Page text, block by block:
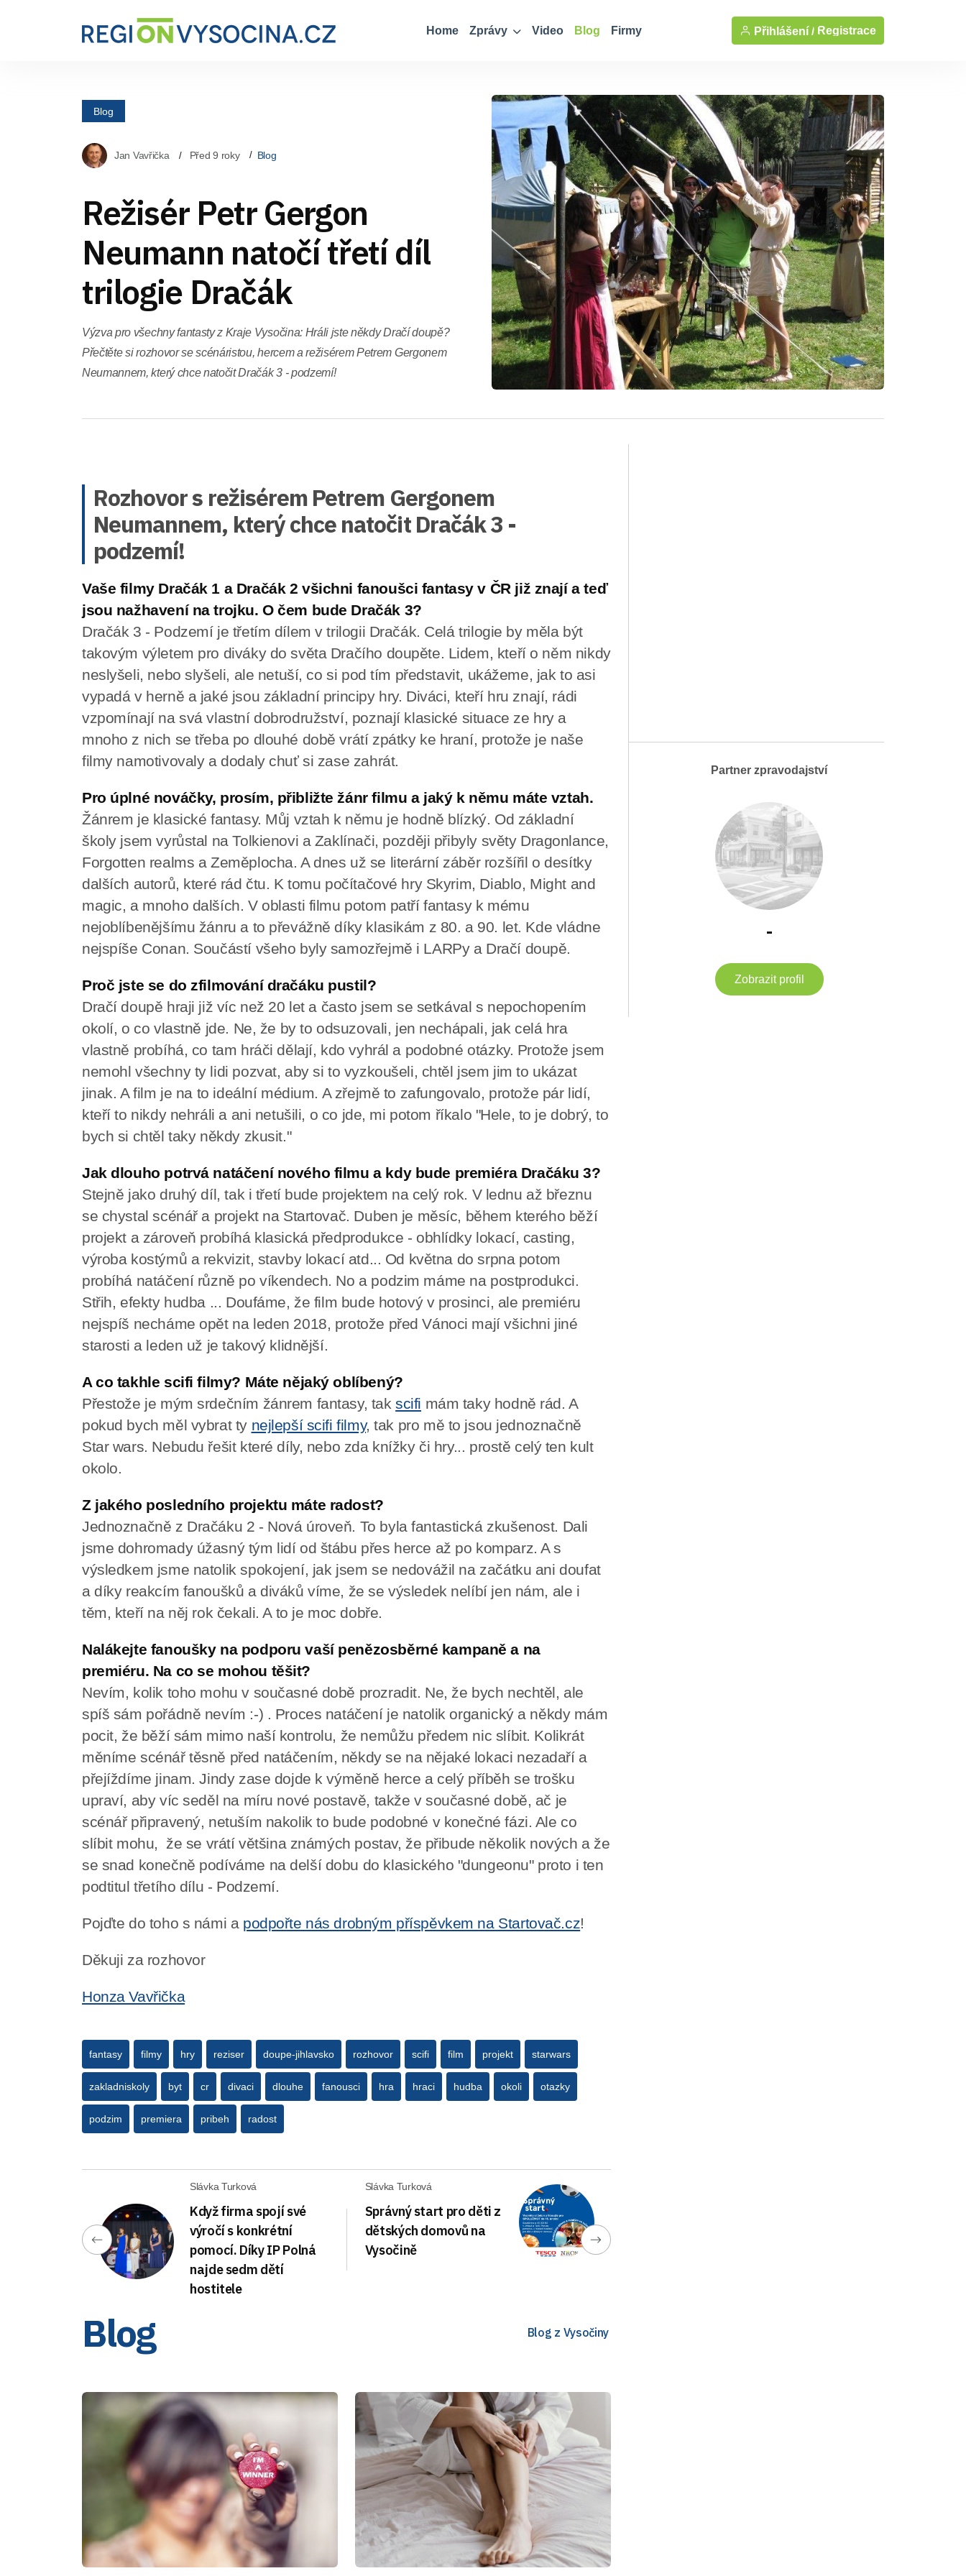
Home Zprávy Video Blog Firmy Přihlášení / Registrace
Blog
Jan Vavřička Před 9 roky Blog
Režisér Petr Gergon
Neumann natočí třetí díl
trilogie Dračák
Výzva pro všechny fantasty z Kraje Vysočina: Hráli jste někdy Dračí doupě?
Přečtěte si rozhovor se scénáristou, hercem a režisérem Petrem Gergonem
Neumannem, který chce natočit Dračák 3 - podzemí!
Rozhovor s režisérem Petrem Gergonem
Neumannem, který chce natočit Dračák 3 -
podzemí!
Vaše filmy Dračák 1 a Dračák 2 všichni fanoušci fantasy v ČR již znají a teď
jsou nažhavení na trojku. O čem bude Dračák 3?
Dračák 3 - Podzemí je třetím dílem v trilogii Dračák. Celá trilogie by měla být
takovým výletem pro diváky do světa Dračího doupěte. Lidem, kteří o něm nikdy
neslyšeli, nebo slyšeli, ale netuší, co si pod tím představit, ukážeme, jak to asi
vypadá v herně a jaké jsou základní principy hry. Diváci, kteří hru znají, rádi
vzpomínají na svá vlastní dobrodružství, poznají klasické situace ze hry a
mnoho z nich se třeba po dlouhé době vrátí zpátky ke hraní, protože je naše
filmy namotivovaly a dodaly chuť si zase zahrát.
Pro úplné nováčky, prosím, přibližte žánr filmu a jaký k němu máte vztah.
Žánrem je klasické fantasy. Můj vztah k němu je hodně blízký. Od základní
školy jsem vyrůstal na Tolkienovi a Zaklínači, později přibyly světy Dragonlance,
Forgotten realms a Zeměplocha. A dnes už se literární záběr rozšířil o desítky
dalších autorů, které rád čtu. K tomu počítačové hry Skyrim, Diablo, Might and
magic, a mnoho dalších. V oblasti filmu potom patří fantasy k mému
nejoblíbenějšímu žánru a to převážně díky klasikám z 80. a 90. let. Kde vládne
nejspíše Conan. Součástí všeho byly samozřejmě i LARPy a Dračí doupě.
Proč jste se do zfilmování dračáku pustil?
Dračí doupě hraji již víc než 20 let a často jsem se setkával s nepochopením
okolí, o co vlastně jde. Ne, že by to odsuzovali, jen nechápali, jak celá hra
vlastně probíhá, co tam hráči dělají, kdo vyhrál a podobné otázky. Protože jsem
nemohl všechny ty lidi pozvat, aby si to vyzkoušeli, chtěl jsem jim to ukázat
jinak. A film je na to ideální médium. A zřejmě to zafungovalo, protože pár lidí,
kteří to nikdy nehráli a ani netušili, o co jde, mi potom říkalo "Hele, to je dobrý, to
bych si chtěl taky někdy zkusit."
Jak dlouho potrvá natáčení nového filmu a kdy bude premiéra Dračáku 3?
Stejně jako druhý díl, tak i třetí bude projektem na celý rok. V lednu až březnu
se chystal scénář a projekt na Startovač. Duben je měsíc, během kterého běží
projekt a zároveň probíhá klasická předprodukce - obhlídky lokací, casting,
výroba kostýmů a rekvizit, stavby lokací atd... Od května do srpna potom
probíhá natáčení různě po víkendech. No a podzim máme na postprodukci.
Střih, efekty hudba ... Doufáme, že film bude hotový v prosinci, ale premiéru
nejspíš necháme opět na leden 2018, protože před Vánoci mají všichni jiné
starosti a leden už je takový klidnější.
A co takhle scifi filmy? Máte nějaký oblíbený?
Přestože je mým srdečním žánrem fantasy, takscifi mám taky hodně rád. A
pokud bych měl vybrat ty nejlepší scifi filmy, tak pro mě to jsou jednoznačně
Star wars. Nebudu řešit které díly, nebo zda knížky či hry... prostě celý ten kult
okolo.
Z jakého posledního projektu máte radost?
Jednoznačně z Dračáku 2 - Nová úroveň. To byla fantastická zkušenost. Dali
jsme dohromady úžasný tým lidí od štábu přes herce až po komparz. A s
výsledkem jsme natolik spokojení, jak jsem se nedovážil na začátku ani doufat
a díky reakcím fanoušků a diváků víme, že se výsledek nelíbí jen nám, ale i
těm, kteří na něj rok čekali. A to je moc dobře.
Nalákejte fanoušky na podporu vaší penězosběrné kampaně a na
premiéru. Na co se mohou těšit?
Nevím, kolik toho mohu v současné době prozradit. Ne, že bych nechtěl, ale
spíš sám pořádně nevím :-) . Proces natáčení je natolik organický a někdy mám
pocit, že běží sám mimo naší kontrolu, že nemůžu předem nic slíbit. Kolikrát
měníme scénář těsně před natáčením, někdy se na nějaké lokaci nezadaří a
přejíždíme jinam. Jindy zase dojde k výměně herce a celý příběh se trošku
upraví, aby víc seděl na míru nové postavě, takže v současné době, ač je
scénář připravený, netuším nakolik to bude podobné v konečné fázi. Ale co
slíbit mohu, že se vrátí většina známých postav, že přibude několik nových a že
se snad konečně podíváme na delší dobu do klasického "dungeonu" proto i ten
podtitul třetího dílu - Podzemí.
Pojďte do toho s námi a podpořte nás drobným příspěvkem na Startovač.cz!
Děkuji za rozhovor
Honza Vavřička
fantasy filmy hry reziser doupe-jihlavsko rozhovor scifi film projekt starwars
zakladniskoly byt cr divaci dlouhe fanousci hra hraci hudba okoli otazky
podzim premiera pribeh radost
Slávka Turková
Když firma spojí své
výročí s konkrétní
pomocí. Díky IP Polná
najde sedm dětí
hostitele
Slávka Turková
Správný start pro děti z
dětských domovů na
Vysočině
Blog Blog z Vysočiny
Partner zpravodajství
-
Zobrazit profil